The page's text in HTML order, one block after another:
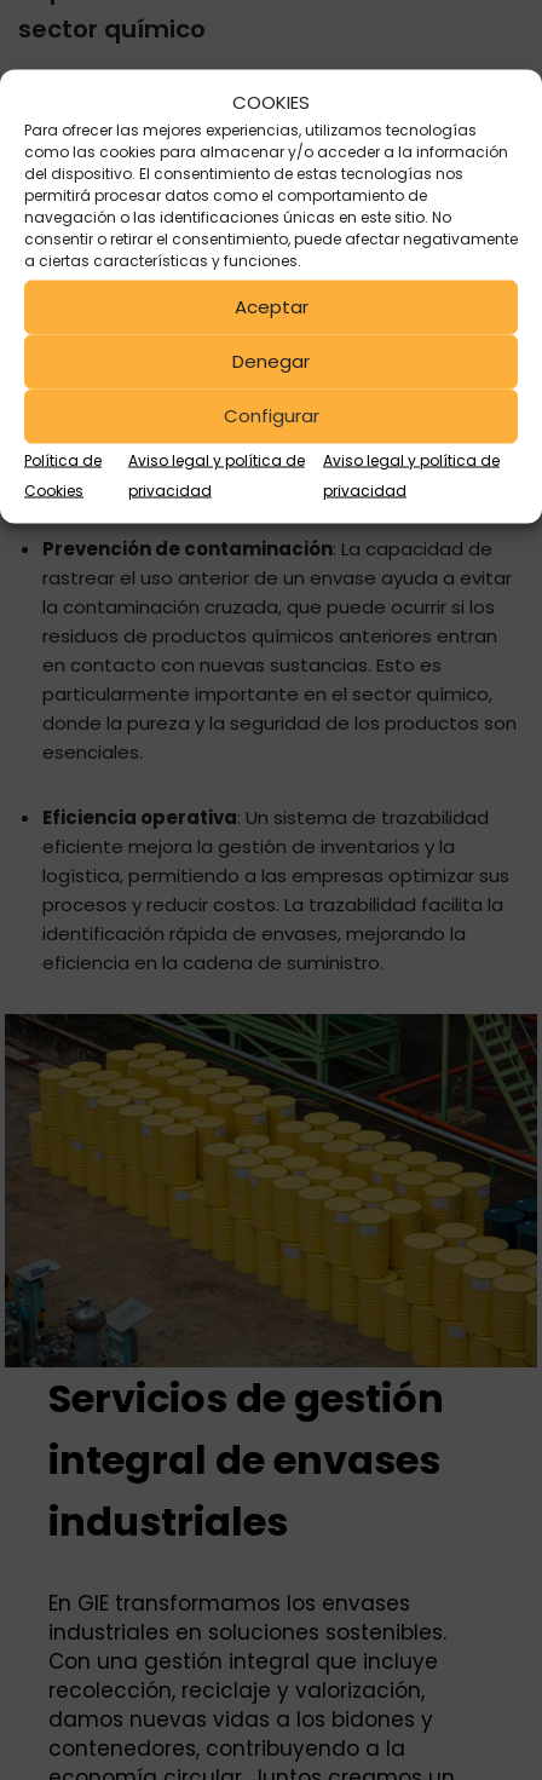
COOKIES
Para ofrecer las mejores experiencias, utilizamos tecnologías
como las cookies para almacenar y/o acceder a la información
del dispositivo. El consentimiento de estas tecnologías nos
permitirá procesar datos como el comportamiento de
navegación o las identificaciones únicas en este sitio. No
consentir o retirar el consentimiento, puede afectar negativamente
a ciertas características y funciones.
Aceptar
Denegar
Configurar
Política de
Cookies
Aviso legal y política de
privacidad
Aviso legal y política de
privacidad
sector químico
: La trazabilidad asegura que cada
envase pueda ser rastreado a lo largo de su vida útil,
lo que es crucial cuando se trata de sustancias
peligrosas. Conocer el historial de cada envase
permite a las empresas tomar las precauciones
necesarias para prevenir accidentes y proteger la
salud de los trabajadores.
Cumplimiento normativo: El sector químico está
sujeto a estrictas regulaciones y normativas que
requieren una documentación detallada y precisa. La
trazabilidad permite a las empresas cumplir con
estas regulaciones, proporcionando los registros
necesarios para auditorías y controles.
Prevención de contaminación: La capacidad de
rastrear el uso anterior de un envase ayuda a evitar
la contaminación cruzada, que puede ocurrir si los
residuos de productos químicos anteriores entran
en contacto con nuevas sustancias. Esto es
particularmente importante en el sector químico,
donde la pureza y la seguridad de los productos son
esenciales.
Eficiencia operativa: Un sistema de trazabilidad
eficiente mejora la gestión de inventarios y la
logística, permitiendo a las empresas optimizar sus
procesos y reducir costos. La trazabilidad facilita la
identificación rápida de envases, mejorando la
eficiencia en la cadena de suministro.
Servicios de gestión
integral de envases
industriales
En GIE transformamos los envases
industriales en soluciones sostenibles.
Con una gestión integral que incluye
recolección, reciclaje y valorización,
damos nuevas vidas a los bidones y
contenedores, contribuyendo a la